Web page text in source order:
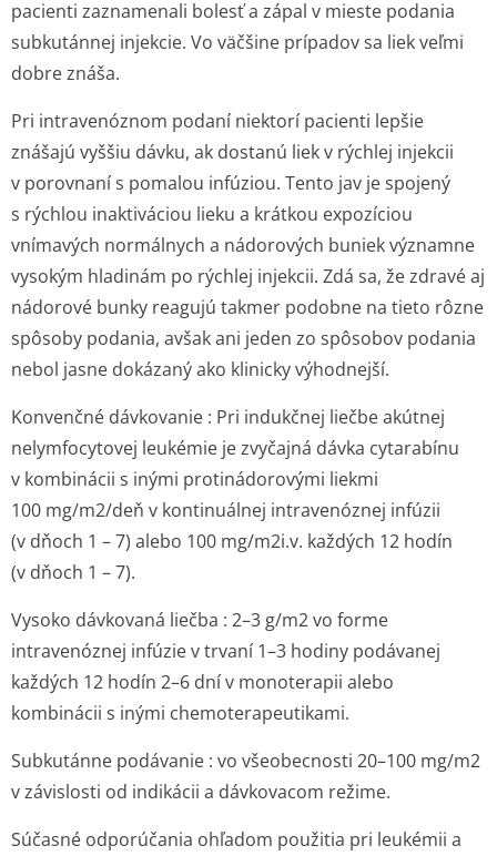
pacienti zaznamenali bolesť a zápal v mieste podania
subkutánnej injekcie. Vo väčšine prípadov sa liek veľmi
dobre znáša.
Pri intravenóznom podaní niektorí pacienti lepšie
znášajú vyššiu dávku, ak dostanú liek v rýchlej injekcii
v porovnaní s pomalou infúziou. Tento jav je spojený
s rýchlou inaktiváciou lieku a krátkou expozíciou
vnímavých normálnych a nádorových buniek významne
vysokým hladinám po rýchlej injekcii. Zdá sa, že zdravé aj
nádorové bunky reagujú takmer podobne na tieto rôzne
spôsoby podania, avšak ani jeden zo spôsobov podania
nebol jasne dokázaný ako klinicky výhodnejší.
Konvenčné dávkovanie : Pri indukčnej liečbe akútnej
nelymfocytovej leukémie je zvyčajná dávka cytarabínu
v kombinácii s inými protinádorovými liekmi
100 mg/m2/deň v kontinuálnej intravenóznej infúzii
(v dňoch 1 – 7) alebo 100 mg/m2i.v. každých 12 hodín
(v dňoch 1 – 7).
Vysoko dávkovaná liečba : 2–3 g/m2 vo forme
intravenóznej infúzie v trvaní 1–3 hodiny podávanej
každých 12 hodín 2–6 dní v monoterapii alebo
kombinácii s inými chemoterapeutikami.
Subkutánne podávanie : vo všeobecnosti 20–100 mg/m2
v závislosti od indikácii a dávkovacom režime.
Súčasné odporúčania ohľadom použitia pri leukémii a